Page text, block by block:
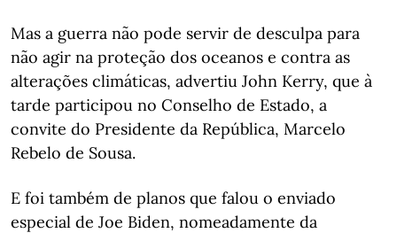
Mas a guerra não pode servir de desculpa para
não agir na proteção dos oceanos e contra as
alterações climáticas, advertiu John Kerry, que à
tarde participou no Conselho de Estado, a
convite do Presidente da República, Marcelo
Rebelo de Sousa.
E foi também de planos que falou o enviado
especial de Joe Biden, nomeadamente da